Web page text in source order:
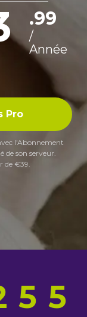
.99
/
Année
Pro
l'Abonnement
de son serveur.
de €39.
5 5